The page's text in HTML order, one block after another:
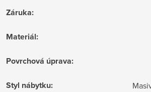
Záruka:
Materiál:
Povrchová úprava:
Styl nábytku: